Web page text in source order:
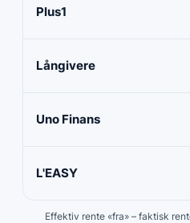
Plus1
Långivere
Uno Finans
L'EASY
Effektiv rente «fra» – faktisk